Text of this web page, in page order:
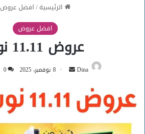
الرئيسية/افضل عروض
افضل عروض
عروض 11.11 نون
Dina
أرسل
إلكترونيا
8 نوفمبر، 2025 0